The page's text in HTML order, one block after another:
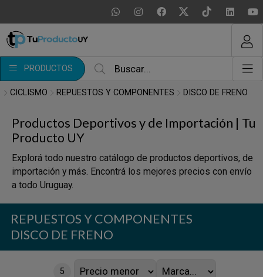
PRODUCTOS
MI COMPRA
CICLISMO REPUESTOS Y COMPONENTES DISCO DE FRENO
Productos Deportivos y de Importación | Tu
Producto UY
Explorá todo nuestro catálogo de productos deportivos, de
importación y más. Encontrá los mejores precios con envío
a todo Uruguay.
REPUESTOS Y COMPONENTES
DISCO DE FRENO
5